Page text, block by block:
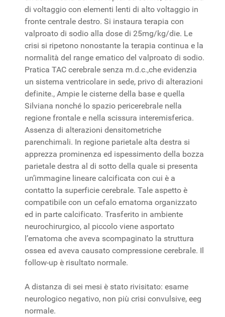
di voltaggio con elementi lenti di alto voltaggio in
fronte centrale destro. Si instaura terapia con
valproato di sodio alla dose di 25mg/kg/die. Le
crisi si ripetono nonostante la terapia continua e la
normalità del range ematico del valproato di sodio.
Pratica TAC cerebrale senza m.d.c.,che evidenzia
un sistema ventricolare in sede, privo di alterazioni
definite., Ampie le cisterne della base e quella
Silviana nonché lo spazio pericerebrale nella
regione frontale e nella scissura interemisferica.
Assenza di alterazioni densitometriche
parenchimali. In regione parietale alta destra si
apprezza prominenza ed ispessimento della bozza
parietale destra al di sotto della quale si presenta
un’immagine lineare calcificata con cui è a
contatto la superficie cerebrale. Tale aspetto è
compatibile con un cefalo ematoma organizzato
ed in parte calcificato. Trasferito in ambiente
neurochirurgico, al piccolo viene asportato
l’ematoma che aveva scompaginato la struttura
ossea ed aveva causato compressione cerebrale. Il
follow-up è risultato normale.
A distanza di sei mesi è stato rivisitato: esame
neurologico negativo, non più crisi convulsive, eeg
normale.